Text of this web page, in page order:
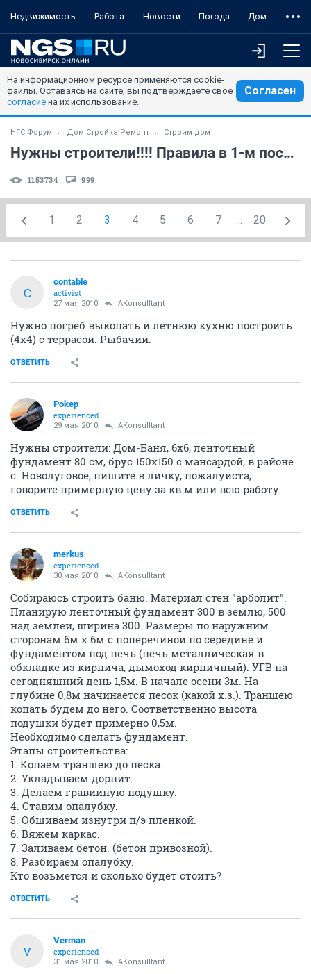
Недвижимость Работа Новости Погода Дом
На информационном ресурсе применяются cookie-
файлы. Оставаясь на сайте, вы подтверждаете свое
согласие на их использование.
Согласен
НГС.Форум Дом Стройка Ремонт Строим дом
Нужны строители!!!! Правила в 1-м посте топика
1153734 999
1 2 3 4 5 6 7 ... 20
C
contable
activist
27 мая 2010 AKonsulltant
Нужно погреб выкопать и летнюю кухню построить
(4х4) с террасой. Рыбачий.
ОТВЕТИТЬ
Pоkep
experienced
29 мая 2010 AKonsulltant
Нужны строители: Дом-Баня, 6х6, ленточный
фундамент 80 см, брус 150х150 с мансардой, в районе
с. Новолуговое, пишите в личку, пожалуйста,
говорите примерную цену за кв.м или всю работу.
ОТВЕТИТЬ
merkus
experienced
30 мая 2010 AKonsulltant
Собираюсь строить баню. Материал стен "арболит".
Планирую ленточный фундамент 300 в землю, 500
над землей, ширина 300. Размеры по наружним
сторонам 6м х 6м с поперечиной по середине и
фундаментом под печь (печь металлическая в
обкладке из кирпича, дымоход кирпичный). УГВ на
сегодняшний день 1,5м. В начале осени 3м. На
глубине 0,8м начинается песок (какой х.з.). Траншею
копать будем до него. Соответственно высота
подушки будет примерно 0,5м.
Необходимо сделать фундамент.
Этапы строительства:
1. Копаем траншею до песка.
2. Укладываем дорнит.
3. Делаем гравийную подушку.
4. Ставим опалубку.
5. Обшиваем изнутри п/э пленкой.
6. Вяжем каркас.
7. Заливаем бетон. (бетон привозной).
8. Разбираем опалубку.
Кто возьмется и сколько будет стоить?
ОТВЕТИТЬ
V
Verman
experienced
31 мая 2010 AKonsulltant